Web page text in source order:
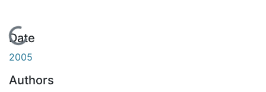
En cours de chargement...
Date
2005
Authors